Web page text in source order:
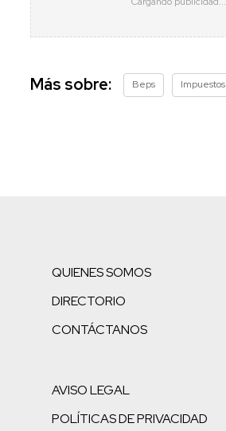
Más sobre: Beps Impuestos
QUIENES SOMOS
DIRECTORIO
CONTÁCTANOS
AVISO LEGAL
POLÍTICAS DE PRIVACIDAD